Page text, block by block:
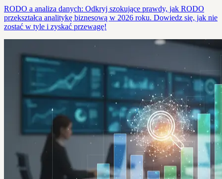
RODO a analiza danych: Odkryj szokujące prawdy, jak RODO
przekształca analitykę biznesową w 2026 roku. Dowiedz się, jak nie
zostać w tyle i zyskać przewagę!